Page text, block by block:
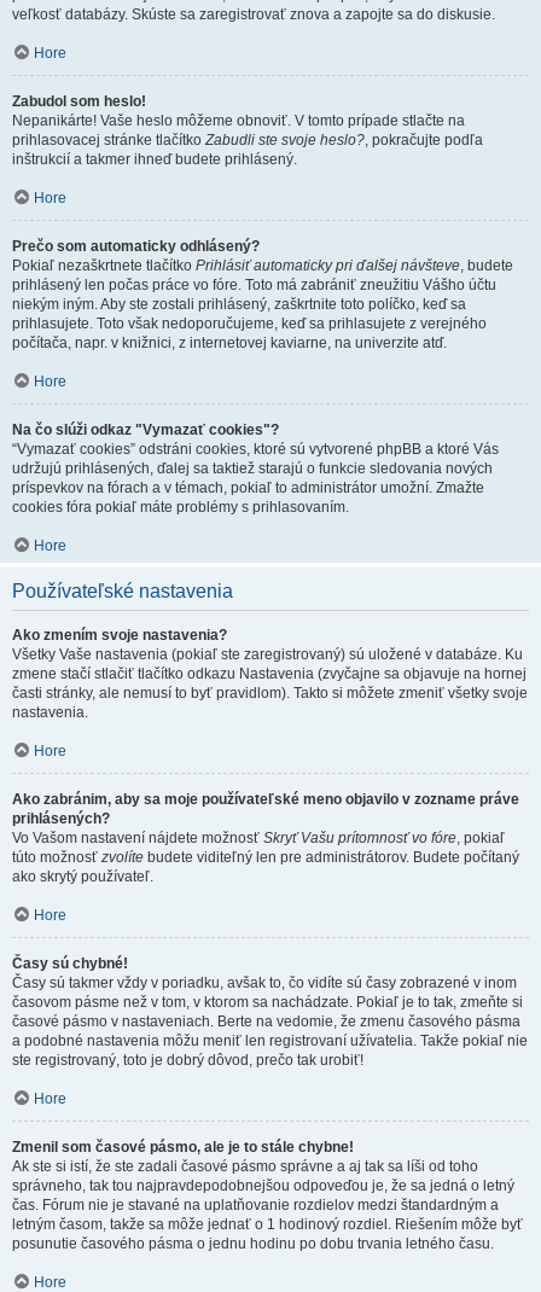
veľkosť databázy. Skúste sa zaregistrovať znova a zapojte sa do diskusie.
Hore
Zabudol som heslo!
Nepanikárte! Vaše heslo môžeme obnoviť. V tomto prípade stlačte na
prihlasovacej stránke tlačítkoZabudli ste svoje heslo?, pokračujte podľa
inštrukcií a takmer ihneď budete prihlásený.
Hore
Prečo som automaticky odhlásený?
Pokiaľ nezaškrtnete tlačítko Prihlásiť automaticky pri ďalšej návšteve, budete
prihlásený len počas práce vo fóre. Toto má zabrániť zneužitiu Vášho účtu
niekým iným. Aby ste zostali prihlásený, zaškrtnite toto políčko, keď sa
prihlasujete. Toto však nedoporučujeme, keď sa prihlasujete z verejného
počítača, napr. v knižnici, z internetovej kaviarne, na univerzite atď.
Hore
Na čo slúži odkaz "Vymazať cookies"?
“Vymazať cookies” odstráni cookies, ktoré sú vytvorené phpBB a ktoré Vás
udržujú prihlásených, ďalej sa taktiež starajú o funkcie sledovania nových
príspevkov na fórach a v témach, pokiaľ to administrátor umožní. Zmažte
cookies fóra pokiaľ máte problémy s prihlasovaním.
Hore
Používateľské nastavenia
Ako zmením svoje nastavenia?
Všetky Vaše nastavenia (pokiaľ ste zaregistrovaný) sú uložené v databáze. Ku
zmene stačí stlačiť tlačítko odkazu Nastavenia (zvyčajne sa objavuje na hornej
časti stránky, ale nemusí to byť pravidlom). Takto si môžete zmeniť všetky svoje
nastavenia.
Hore
Ako zabránim, aby sa moje používateľské meno objavilo v zozname práve
prihlásených?
Vo Vašom nastavení nájdete možnosť Skryť Vašu prítomnosť vo fóre, pokiaľ
túto možnosť zvolíte budete viditeľný len pre administrátorov. Budete počítaný
ako skrytý používateľ.
Hore
Časy sú chybné!
Časy sú takmer vždy v poriadku, avšak to, čo vidíte sú časy zobrazené v inom
časovom pásme než v tom, v ktorom sa nachádzate. Pokiaľ je to tak, zmeňte si
časové pásmo v nastaveniach. Berte na vedomie, že zmenu časového pásma
a podobné nastavenia môžu meniť len registrovaní užívatelia. Takže pokiaľ nie
ste registrovaný, toto je dobrý dôvod, prečo tak urobiť!
Hore
Zmenil som časové pásmo, ale je to stále chybne!
Ak ste si istí, že ste zadali časové pásmo správne a aj tak sa líši od toho
správneho, tak tou najpravdepodobnejšou odpoveďou je, že sa jedná o letný
čas. Fórum nie je stavané na uplatňovanie rozdielov medzi štandardným a
letným časom, takže sa môže jednať o 1 hodinový rozdiel. Riešením môže byť
posunutie časového pásma o jednu hodinu po dobu trvania letného času.
Hore